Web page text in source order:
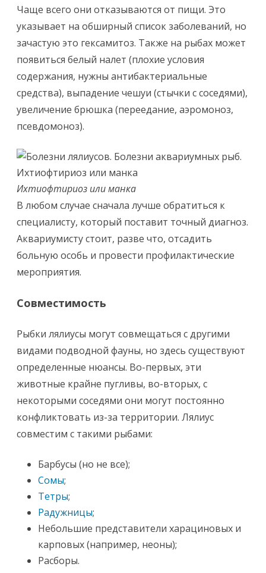
Чаще всего они отказываются от пищи. Это
указывает на обширный список заболеваний, но
зачастую это гексамитоз. Также на рыбах может
появиться белый налет (плохие условия
содержания, нужны антибактериальные
средства), выпадение чешуи (стычки с соседями),
увеличение брюшка (переедание, аэромоноз,
псевдомоноз).
Ихтиофтириоз или манка
В любом случае сначала лучше обратиться к
специалисту, который поставит точный диагноз.
Аквариумисту стоит, разве что, отсадить
больную особь и провести профилактические
мероприятия.
Совместимость
Рыбки лялиусы могут совмещаться с другими
видами подводной фауны, но здесь существуют
определенные нюансы. Во-первых, эти
животные крайне пугливы, во-вторых, с
некоторыми соседями они могут постоянно
конфликтовать из-за территории. Лялиус
совместим с такими рыбами:
Барбусы (но не все);
Сомы;
Тетры;
Радужницы;
Небольшие представители харациновых и
карповых (например, неоны);
Расборы.